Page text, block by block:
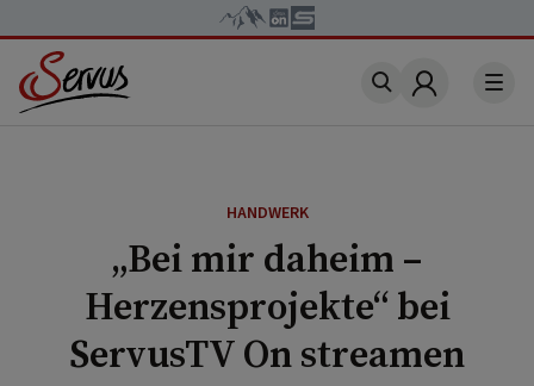
Account
HANDWERK
„Bei mir daheim –
Herzensprojekte“ bei
ServusTV On streamen